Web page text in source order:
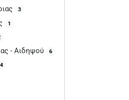
3
1
- Αιδηψού 6
4